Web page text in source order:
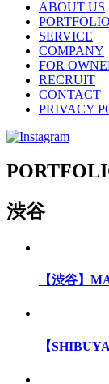
ABOUT US
PORTFOLIO
SERVICE
COMPANY
FOR
RECRUIT
CONTACT
PRIVACY
渋谷
【渋谷】
【